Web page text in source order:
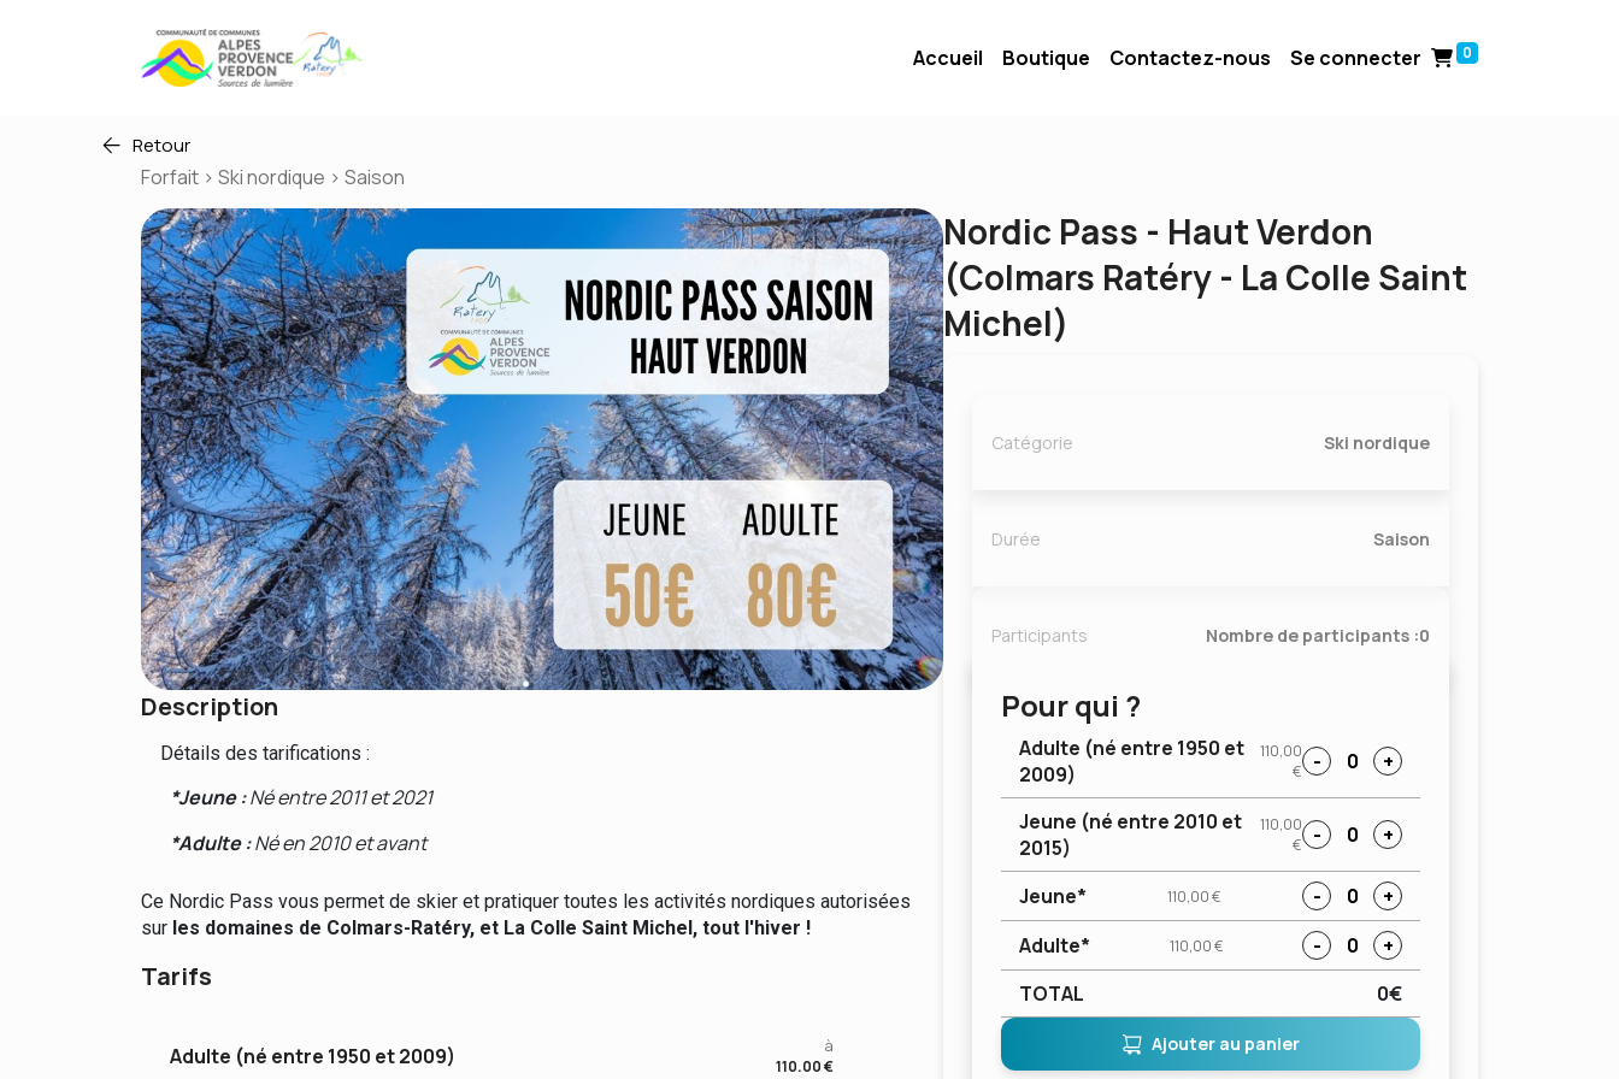
Accueil Boutique Contactez-nous Se connecter 0
Retour
Forfait > Ski nordique > Saison
Description
Détails des tarifications :
*Jeune :Né entre 2011 et 2021
*Adulte :Né en 2010 et avant
Ce Nordic Pass vous permet de skier et pratiquer toutes les activités nordiques autorisées
sur les domaines de Colmars-Ratéry, et La Colle Saint Michel, tout l'hiver !
Tarifs
Adulte (né entre 1950 et 2009)
à
110.00€
Nordic Pass - Haut Verdon
(Colmars Ratéry - La Colle Saint
Michel)
Catégorie Ski nordique
Durée Saison
Participants Nombre de participants :0
Pour qui ?
Adulte (né entre 1950 et
2009)
110,00
€
- 0 +
Jeune (né entre 2010 et
2015)
110,00
€
- 0 +
Jeune* 110,00 € - 0
+
Adulte*
110,00 € - 0
+
TOTAL
0€
Ajouter au panier